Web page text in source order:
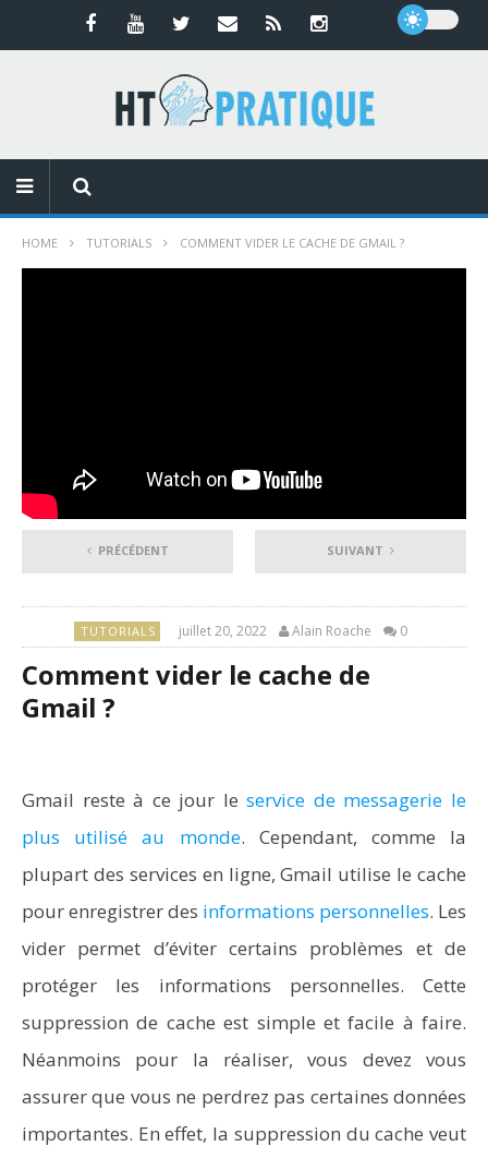
HOME TUTORIALS COMMENT VIDER LE CACHE DE GMAIL ?
PRÉCÉDENT SUIVANT
TUTORIALS juillet 20, 2022 Alain Roache 0
Comment vider le cache de
Gmail ?
NOW VIEWING
Comment vider le cache de Gmail ?
Gmail reste à ce jour leservice de messagerie le
plus utilisé au monde. Cependant, comme la
plupart des services en ligne, Gmail utilise le cache
pour enregistrer des informations personnelles. Les
vider permet d’éviter certains problèmes et de
protéger les informations personnelles. Cette
suppression de cache est simple et facile à faire.
Néanmoins pour la réaliser, vous devez vous
assurer que vous ne perdrez pas certaines données
importantes. En effet, la suppression du cache veut